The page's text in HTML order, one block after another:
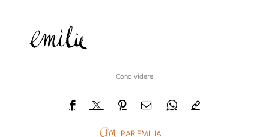
Condividere
PAREMILIA